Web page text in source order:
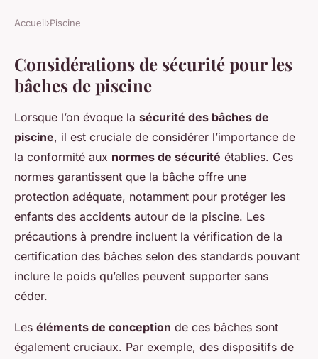
Les bâches de piscine pour
enfants: ce qu'il faut
considérer
Ismaël • 28 novembre 2024 • 7 min de lecture
Accueil›Piscine
Considérations de sécurité pour les
bâches de piscine
Lorsque l’on évoque la sécurité des bâches de
piscine, il est cruciale de considérer l’importance de
la conformité aux normes de sécurité établies. Ces
normes garantissent que la bâche offre une
protection adéquate, notamment pour protéger les
enfants des accidents autour de la piscine. Les
précautions à prendre incluent la vérification de la
certification des bâches selon des standards pouvant
inclure le poids qu’elles peuvent supporter sans
céder.
Les éléments de conception de ces bâches sont
également cruciaux. Par exemple, des dispositifs de